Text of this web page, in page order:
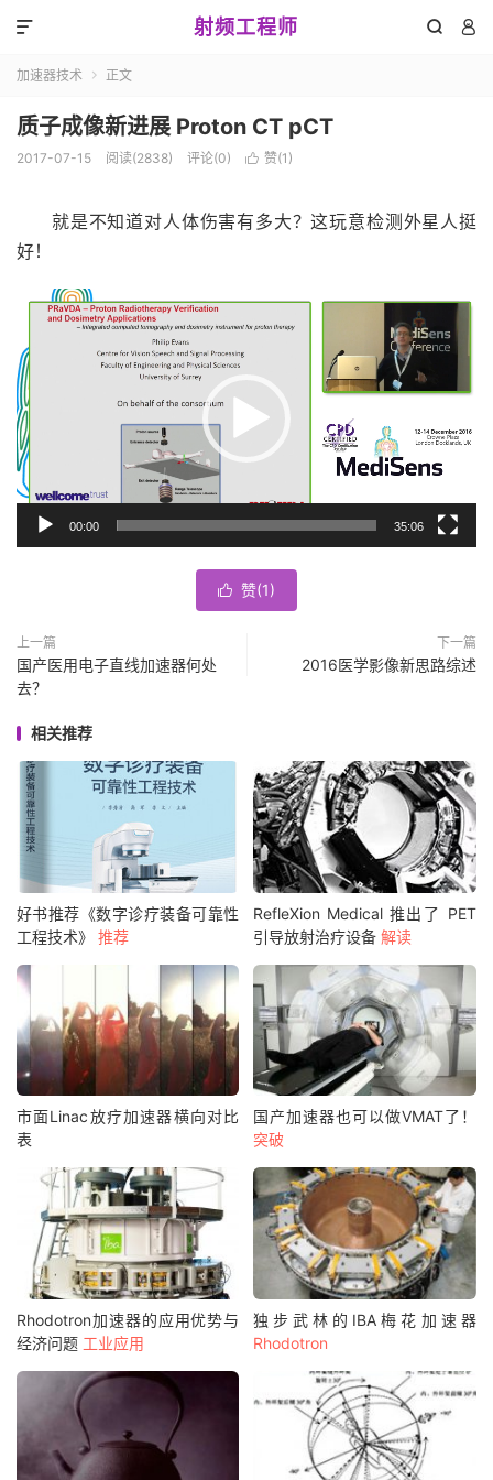
射频工程师  

加速器技术  正文
质子成像新进展 Proton CT pCT
2017-07-15 阅读(2838) 评论(0)  赞(1 )
就是不知道对人体伤害有多大？这玩意检测外星人挺
好！
视
播
放
器
00:00 35:06
 赞(1)
上一篇
国产医用电子直线加速器何处
去？
下一篇
2016医学影像新思路综述
相关推荐
好书推荐《数字诊疗装备可靠性
工程技术》 推荐
RefleXion Medical 推出了 PET
引导放射治疗设备解读
市面Linac放疗加速器横向对比
表
国产加速器也可以做VMAT了！
突破
Rhodotron加速器的应用优势与
经济问题 工业应用
独步武林的IBA梅花加速器
Rhodotron